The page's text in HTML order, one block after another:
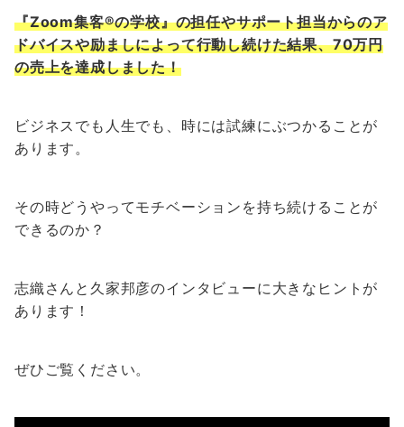
『Zoom集客®の学校』の担任やサポート担当からのア
ドバイスや励ましによって行動し続けた結果、70万円
の売上を達成しました！
ビジネスでも人生でも、時には試練にぶつかることが
あります。
その時どうやってモチベーションを持ち続けることが
できるのか？
志織さんと久家邦彦のインタビューに大きなヒントが
あります！
ぜひご覧ください。